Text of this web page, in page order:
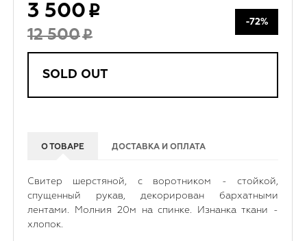
3 500
12 500
-72%
SOLD OUT
О ТОВАРЕ ДОСТАВКА И ОПЛАТА
Свитер шерстяной, с воротником - стойкой,
спущенный рукав, декорирован бархатными
лентами. Молния 20м на спинке. Изнанка ткани -
хлопок.